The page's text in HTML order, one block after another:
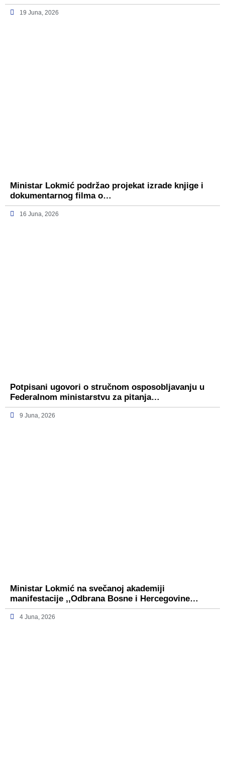
19 Juna, 2026
Ministar Lokmić podržao projekat izrade knjige i
dokumentarnog filma o…
16 Juna, 2026
Potpisani ugovori o stručnom osposobljavanju u
Federalnom ministarstvu za pitanja…
9 Juna, 2026
Ministar Lokmić na svečanoj akademiji
manifestacije ,,Odbrana Bosne i Hercegovine…
4 Juna, 2026